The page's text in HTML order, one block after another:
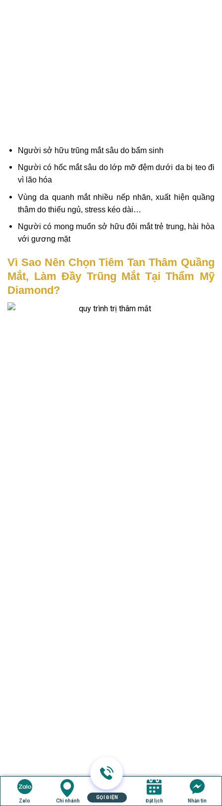
Người sở hữu trũng mắt sâu do bẩm sinh
Người có hốc mắt sâu do lớp mỡ đệm dưới da bị teo đi
vì lão hóa
Vùng da quanh mắt nhiều nếp nhăn, xuất hiện quầng
thâm do thiếu ngủ, stress kéo dài…
Người có mong muốn sở hữu đôi mắt trẻ trung, hài hòa
với gương mặt
Vì Sao Nên Chọn Tiêm Tan Thâm Quầng
Mắt, Làm Đầy Trũng Mắt Tại Thẩm Mỹ
Diamond?
Zalo Chi nhánh
GỌI ĐIỆN
Đặt lịch Nhắn tin